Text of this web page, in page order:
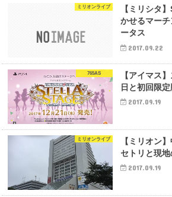
ミリオンライブ
【ミリシタ
かせるマー
ータス
2017.09.22
765AS
【アイマス
日と初回限
2017.09.19
ミリオンライブ
【ミリオン
セトリと現地
2017.09.19